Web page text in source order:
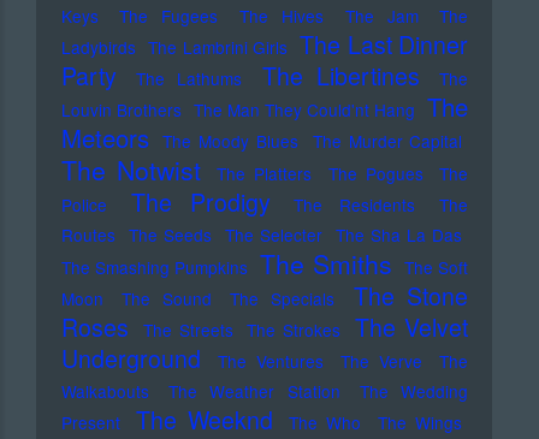
Keys
The Fugees The Hives The Jam
The
Ladybirds The Lambrini Girls The Last Dinner
Party
The Lathums The Libertines
The
Louvin Brothers The Man They Could'nt Hang The
Meteors The Moody Blues The Murder Capital
The Notwist The Platters The Pogues
The
Police
The Prodigy The Residents
The
Routes The Seeds The Selecter The Sha La Das
The Smashing Pumpkins The Smiths The Soft
Moon
The Sound The Specials
The Stone
Roses
The Streets The Strokes
The Velvet
Underground
The Ventures The Verve
The
Walkabouts
The Weather Station
The Wedding
Present
The Weeknd The Who
The Wings